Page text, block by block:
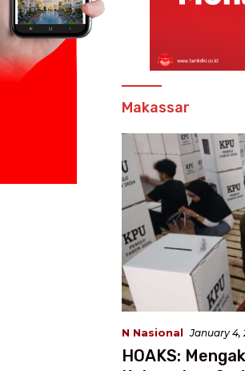
Makassar
N Nasional January 4,
HOAKS: